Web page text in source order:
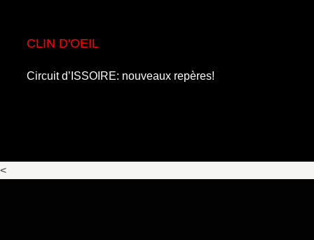
CLIN D'OEIL
Circuit d’ISSOIRE: nouveaux repères!
<